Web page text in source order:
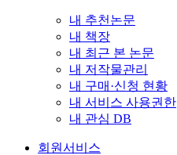
내 추천논문
내 책장
내 최근 본 논문
내 저작물관리
내 구매·신청 현황
내 서비스 사용권한
내 관심 DB
회원서비스